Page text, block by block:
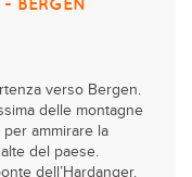
verso Bergen.
delle montagne
ammirare la
del paese.
dell’Hardanger.